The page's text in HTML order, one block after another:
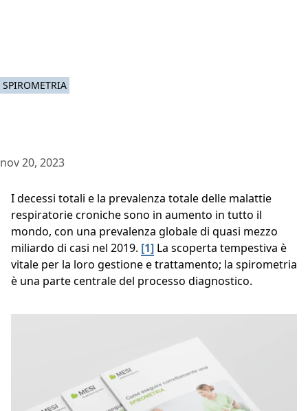
SPIROMETRIA
nov 20, 2023
I decessi totali e la prevalenza totale delle malattie
respiratorie croniche sono in aumento in tutto il
mondo, con una prevalenza globale di quasi mezzo
miliardo di casi nel 2019. [1] La scoperta tempestiva è
vitale per la loro gestione e trattamento; la spirometria
è una parte centrale del processo diagnostico.